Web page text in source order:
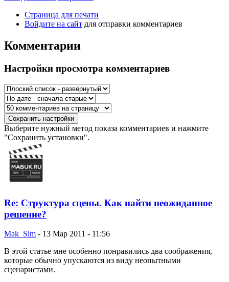
Страница для печати
Войдите на сайт для отправки комментариев
Комментарии
Настройки просмотра комментариев
Выберите нужный метод показа комментариев и нажмите
"Сохранить установки".
Re: Структура сцены. Как найти неожиданное
решение?
Mak_Sim - 13 Мар 2011 - 11:56
В этой статье мне особенно понравились два соображения,
которые обычно упускаются из виду неопытными
сценаристами.